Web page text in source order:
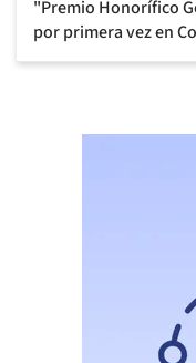
"Premio Honorífico
por primera vez en